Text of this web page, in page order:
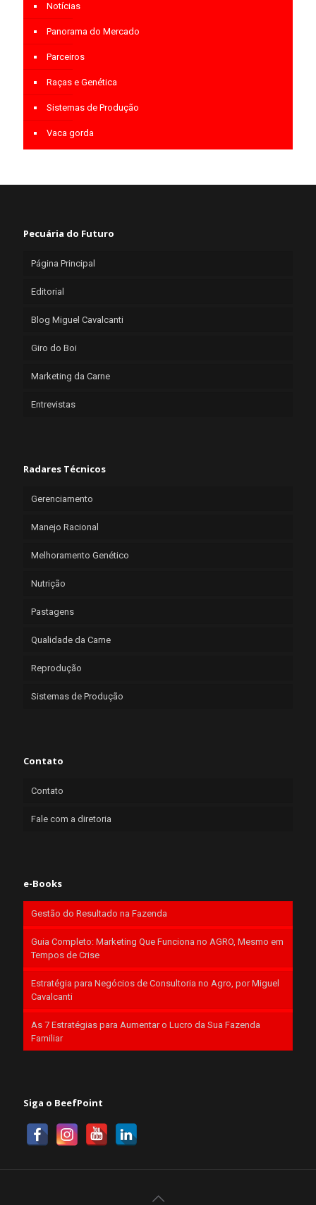
Notícias
Panorama do Mercado
Parceiros
Raças e Genética
Sistemas de Produção
Vaca gorda
Pecuária do Futuro
Página Principal
Editorial
Blog Miguel Cavalcanti
Giro do Boi
Marketing da Carne
Entrevistas
Radares Técnicos
Gerenciamento
Manejo Racional
Melhoramento Genético
Nutrição
Pastagens
Qualidade da Carne
Reprodução
Sistemas de Produção
Contato
Contato
Fale com a diretoria
e-Books
Gestão do Resultado na Fazenda
Guia Completo: Marketing Que Funciona no AGRO, Mesmo em
Tempos de Crise
Estratégia para Negócios de Consultoria no Agro, por Miguel
Cavalcanti
As 7 Estratégias para Aumentar o Lucro da Sua Fazenda
Familiar
Siga o BeefPoint